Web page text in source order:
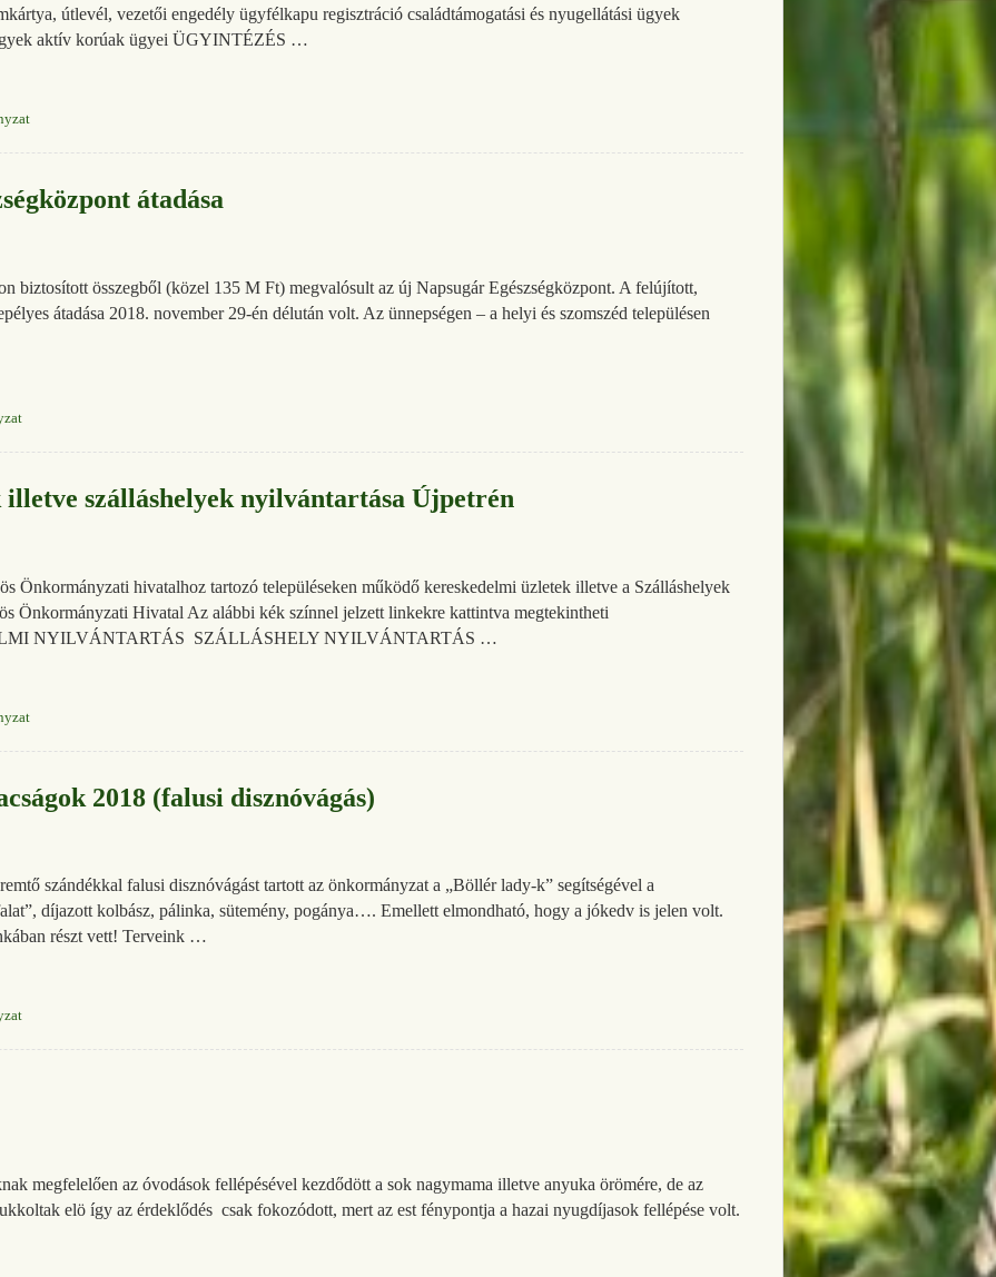
útlevél, vezetői engedély ügyfélkapu regisztráció családtámogatási és nyugellátási ügyek
aktív korúak ügyei ÜGYINTÉZÉS …
átadása
biztosított összegből (közel 135 M Ft) megvalósult az új Napsugár Egészségközpont. A felújított,
átadása 2018. november 29-én délután volt. Az ünnepségen – a helyi és szomszéd településen
szálláshelyek nyilvántartása Újpetrén
Önkormányzati hivatalhoz tartozó településeken működő kereskedelmi üzletek illetve a Szálláshelyek
Önkormányzati Hivatal Az alábbi kék színnel jelzett linkekre kattintva megtekintheti
NYILVÁNTARTÁS SZÁLLÁSHELY NYILVÁNTARTÁS …
2018 (falusi disznóvágás)
szándékkal falusi disznóvágást tartott az önkormányzat a „Böllér lady-k” segítségével a
díjazott kolbász, pálinka, sütemény, pogánya…. Emellett elmondható, hogy a jókedv is jelen volt.
részt vett! Terveink …
megfelelően az óvodások fellépésével kezdődött a sok nagymama illetve anyuka örömére, de az
elö így az érdeklődés csak fokozódott, mert az est fénypontja a hazai nyugdíjasok fellépése volt.